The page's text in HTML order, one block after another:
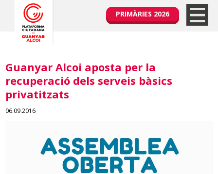
PRIMÀRIES 2026
Guanyar Alcoi aposta per la
recuperació dels serveis bàsics
privatitzats
06.09.2016